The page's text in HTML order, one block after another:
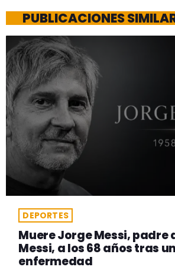
PUBLICACIONES
DEPORTES
Muere Jorge Messi, padre
Messi, a los 68 años tras
enfermedad